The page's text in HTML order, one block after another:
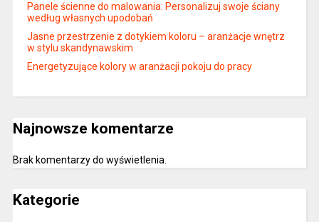
Panele ścienne do malowania: Personalizuj swoje ściany
według własnych upodobań
Jasne przestrzenie z dotykiem koloru – aranżacje wnętrz
w stylu skandynawskim
Energetyzujące kolory w aranżacji pokoju do pracy
Najnowsze komentarze
Brak komentarzy do wyświetlenia.
Kategorie